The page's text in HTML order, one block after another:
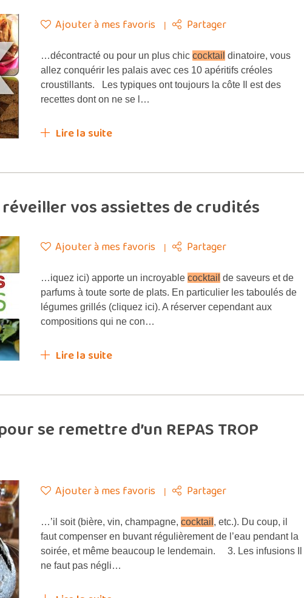
Ajouter à mes favoris Partager
…décontracté ou pour un plus chic cocktail dinatoire, vous
allez conquérir les palais avec ces 10 apéritifs créoles
croustillants. Les typiques ont toujours la côte Il est des
recettes dont on ne se l…
Lire la suite
réveiller vos assiettes de crudités
Ajouter à mes favoris Partager
…iquez ici) apporte un incroyable cocktail de saveurs et de
parfums à toute sorte de plats. En particulier les taboulés de
légumes grillés (cliquez ici). A réserver cependant aux
compositions qui ne con…
Lire la suite
se remettre d’un REPAS TROP
Ajouter à mes favoris Partager
…’il soit (bière, vin, champagne, cocktail , etc.). Du coup, il
faut compenser en buvant régulièrement de l’eau pendant la
soirée, et même beaucoup le lendemain. 3. Les infusions Il
ne faut pas négli…